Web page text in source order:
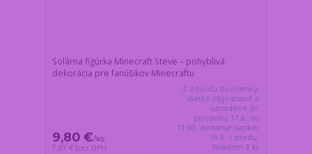
Solárna figúrka Minecraft Steve – pohyblivá
dekorácia pre fanúšikov Minecraftu
9,80 €/ks
7,97 € bez DPH
Z dôvodu dovolenky,
všetko objednané a
uhradené do
pondelka 17.8. do
11:00, dodáme najskôr
19.8. v stredu.
Skladom 8 ks